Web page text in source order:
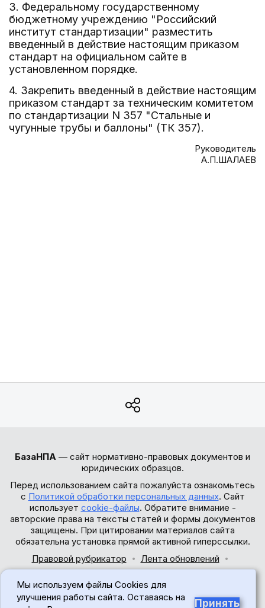
3. Федеральному государственному
бюджетному учреждению "Российский
институт стандартизации" разместить
введенный в действие настоящим приказом
стандарт на официальном сайте в
установленном порядке.
4. Закрепить введенный в действие настоящим
приказом стандарт за техническим комитетом
по стандартизации N 357 "Стальные и
чугунные трубы и баллоны" (ТК 357).
Руководитель
А.П.ШАЛАЕВ
БазаНПА — сайт нормативно-правовых документов и
юридических образцов.
Перед использованием сайта пожалуйста ознакомьтесь
с Политикой обработки персональных данных. Сайт
использует cookie-файлы. Обратите внимание -
авторские права на тексты статей и формы документов
защищены. При цитировании материалов сайта
обязательна установка прямой активной гиперссылки.
Правовой рубрикатор
Лента обновлений
© 2017-2026
Мы используем файлы Cookies для
улучшения работы сайта. Оставаясь на
Принять